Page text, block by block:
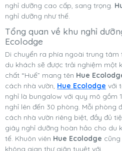
nghỉ dưỡng cao cấp, sang trọng.
nghỉ dưỡng như thế.
Tổng quan về khu nghỉ
Ecolodge
Di chuyển ra phía ngoài trung tâm
du khách sẽ được trải nghiệm một
chất “Huế” mang tên Hue
cách nhà vườn, Hue Ecolodge với
nghỉ là bungalow với quy mô gồm
nghỉ lên đến 30 phòng. Mỗi phòng
cách nhà vườn riêng biệt, đầy đủ
giây nghỉ dưỡng hoàn hảo cho du
tế. Khuôn viên Hue Ecolodge
không gian thư giãn tuyệt với.